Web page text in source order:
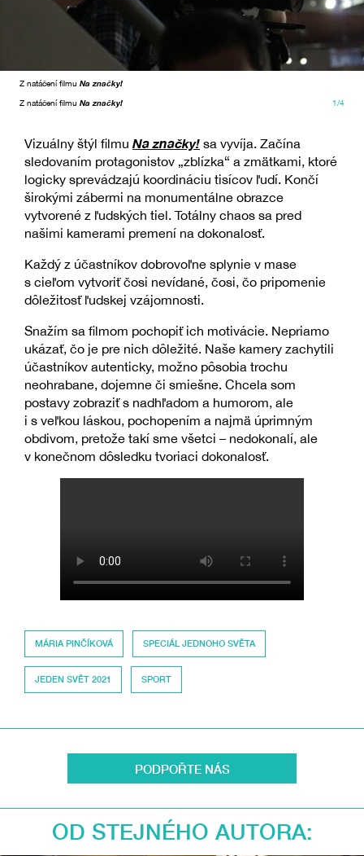
Z natáčení filmu Na značky!
Z natáčení filmu Na značky! 1/4
Vizuálny štýl filmu Na značky! sa vyvíja. Začína
sledovaním protagonistov „zblízka“ a zmätkami, ktoré
logicky sprevádzajú koordináciu tisícov ľudí. Končí
širokými zábermi na monumentálne obrazce
vytvorené z ľudských tiel. Totálny chaos sa pred
našimi kamerami premení na dokonalosť.
Každý z účastníkov dobrovoľne splynie v mase
s cieľom vytvoriť čosi nevídané, čosi, čo pripomenie
dôležitosť ľudskej vzájomnosti.
Snažím sa filmom pochopiť ich motivácie. Nepriamo
ukázať, čo je pre nich dôležité. Naše kamery zachytili
účastníkov autenticky, možno pôsobia trochu
neohrabane, dojemne či smiešne. Chcela som
postavy zobraziť s nadhľadom a humorom, ale
i s veľkou láskou, pochopením a najmä úprimným
obdivom, pretože takí sme všetci – nedokonalí, ale
v konečnom dôsledku tvoriaci dokonalosť.
MÁRIA PINČÍKOVÁ SPECIÁL JEDNOHO SVĚTA
JEDEN SVĚT 2021 SPORT
PODPOŘTE NÁS
OD STEJNÉHO AUTORA: